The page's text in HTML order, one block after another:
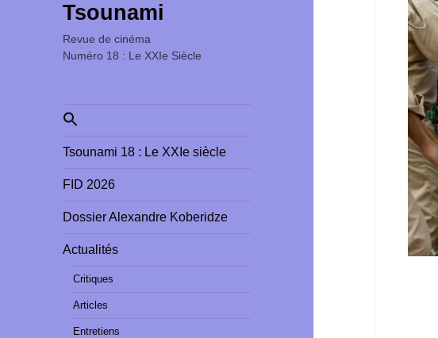
Tsounami
Revue de cinéma ‎ ‎ ‎ ‎ ‎ ‎ ‎ ‎ ‎ ‎ ‎ ‎ ‎ ‎ ‎ ‎ ‎ ‎ ‎ ‎ ‎ ‎ ‎ ‎ ‎ ‎
Numéro 18 : Le XXIe Siècle
Search
for:
Tsounami 18 : Le XXIe siècle
FID 2026
Dossier Alexandre Koberidze
Actualités
Critiques
Articles
Entretiens